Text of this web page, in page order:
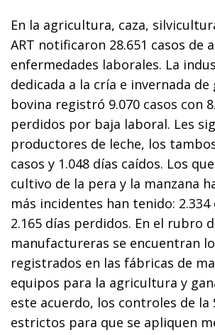
En la agricultura, caza,
ART notificaron 28.651 casos de
enfermedades laborales. La
dedicada a la cría e invernada de
bovina registró 9.070 casos con
perdidos por baja laboral. Les
productores de leche, los
casos y 1.048 días caídos. Los
cultivo de la pera y la manzana
más incidentes han tenido: 2.334
2.165 días perdidos. En el rubro
manufactureras se encuentran
registrados en las fábricas de
equipos para la agricultura y
este acuerdo, los controles de la
estrictos para que se apliquen